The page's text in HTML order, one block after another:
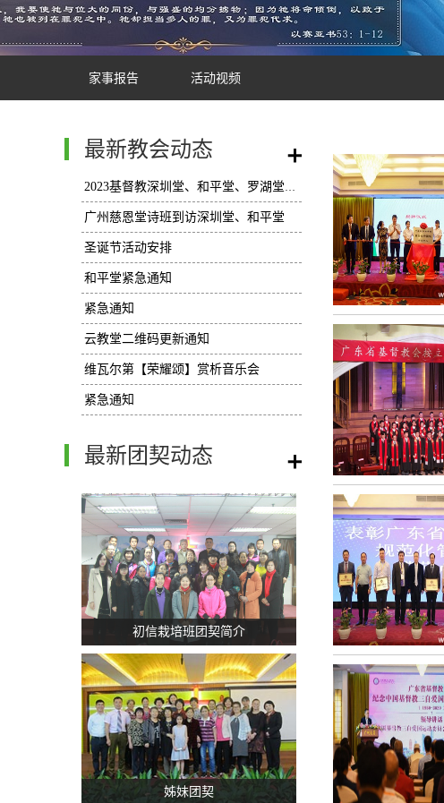
家事报告 活动视频
最新教会动态
2023基督教深圳堂、和平堂、罗湖堂圣诞节活动安排
广州慈恩堂诗班到访深圳堂、和平堂
圣诞节活动安排
和平堂紧急通知
紧急通知
云教堂二维码更新通知
维瓦尔第【荣耀颂】赏析音乐会
紧急通知
最新团契动态
初信栽培班团契简介
姊妹团契